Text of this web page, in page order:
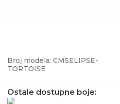
Broj modela: CMSELIPSE-
TORTOISE
Ostale dostupne boje: